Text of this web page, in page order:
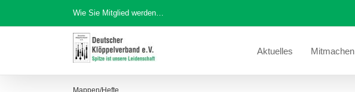
Inhalt
Wie Sie Mitglied werden…
Aktuelles Mitmachen
Mappen/Hefte